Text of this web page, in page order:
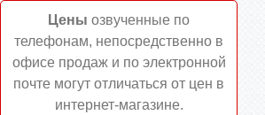
Цены озвученные по
телефонам, непосредственно в
офисе продаж и по электронной
почте могут отличаться от цен в
интернет-магазине.